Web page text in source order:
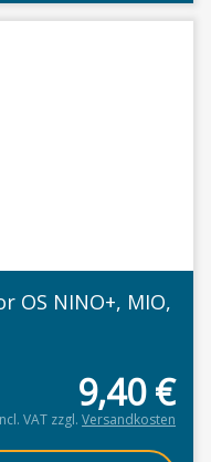
OS NINO+, MIO,
9,40€
VAT zzgl. Versandkosten